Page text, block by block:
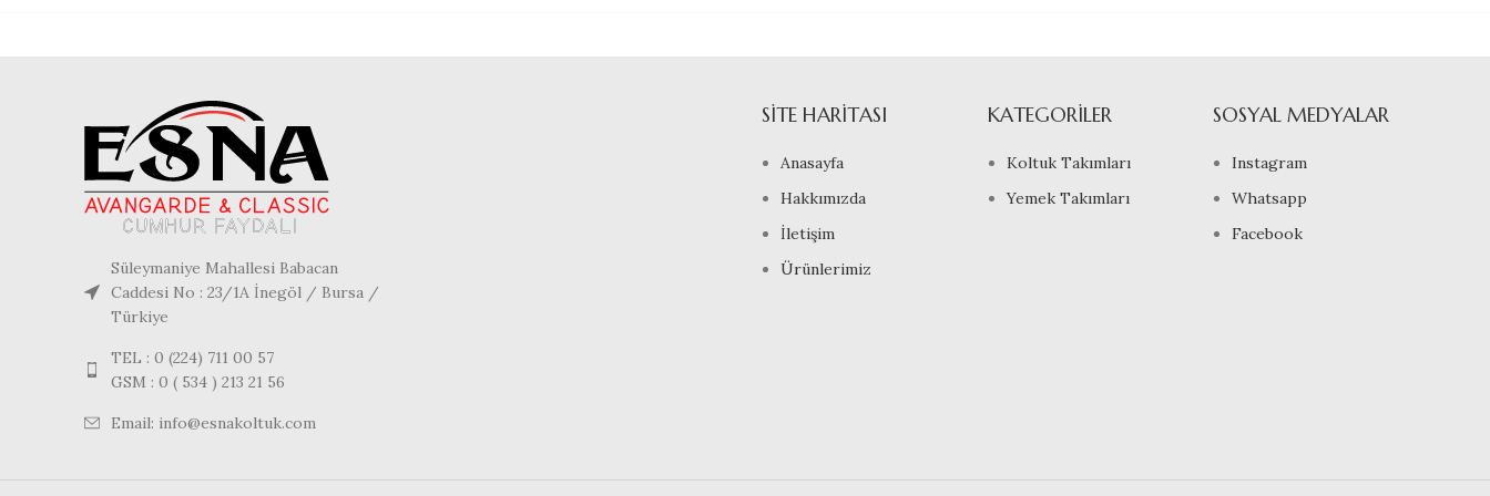
Süleymaniye Mahallesi Babacan
Caddesi No : 23/1A İnegöl / Bursa /
Türkiye
TEL : 0 (224) 711 00 57
GSM : 0 ( 534 ) 213 21 56
Email: info@esnakoltuk.com
SITE HARITASI
Anasayfa
Hakkımızda
İletişim
Ürünlerimiz
KATEGORILER
Koltuk Takımları
Yemek Takımları
SOSYAL MEDYALAR
Instagram
Whatsapp
Facebook